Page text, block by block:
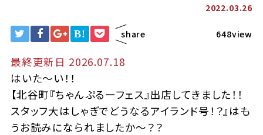
2022.03.26
B! share 648view
最終更新日 2026.07.18
はいた～い！！
【北谷町『ちゃんぷるーフェス』出店してきました！！
スタッフ大はしゃぎでどうなるアイランド号！？』はも
うお読みになられましたか～？？